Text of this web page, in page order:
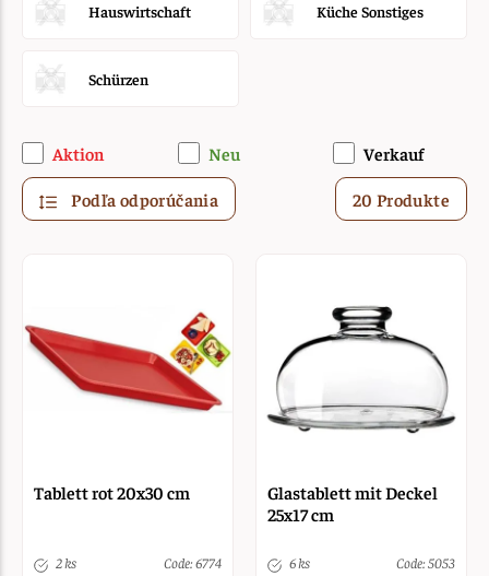
Hauswirtschaft Küche Sonstiges
Schürzen
Aktion Neu Verkauf
Podľa odporúčania 20 Produkte
Tablett rot 20x30 cm
2 ks Code: 6774
Glastablett mit Deckel
25x17 cm
6 ks Code: 5053